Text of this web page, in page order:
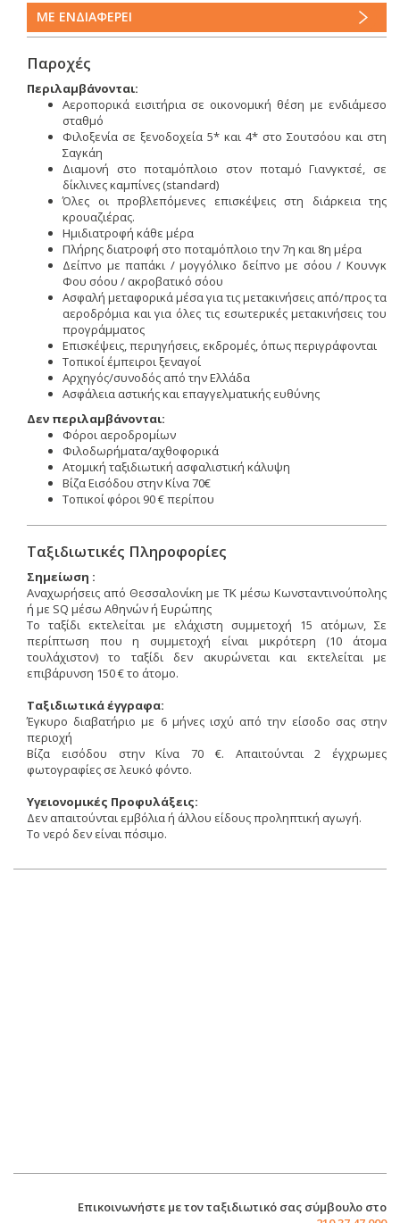
ΜΕ ΕΝΔΙΑΦΕΡΕΙ
Παροχές
Περιλαμβάνονται:
Αεροπορικά εισιτήρια σε οικονομική θέση με ενδιάμεσο
σταθμό
Φιλοξενία σε ξενοδοχεία 5* και 4* στο Σουτσόου και στη
Σαγκάη
Διαμονή στο ποταμόπλοιο στον ποταμό Γιανγκτσέ, σε
δίκλινες καμπίνες (standard)
Όλες οι προβλεπόμενες επισκέψεις στη διάρκεια της
κρουαζιέρας.
Ημιδιατροφή κάθε μέρα
Πλήρης διατροφή στο ποταμόπλοιο την 7η και 8η μέρα
Δείπνο με παπάκι / μογγόλικο δείπνο με σόου / Κουνγκ
Φου σόου / ακροβατικό σόου
Ασφαλή μεταφορικά μέσα για τις μετακινήσεις από/προς τα
αεροδρόμια και για όλες τις εσωτερικές μετακινήσεις του
προγράμματος
Επισκέψεις, περιηγήσεις, εκδρομές, όπως περιγράφονται
Τοπικοί έμπειροι ξεναγοί
Αρχηγός/συνοδός από την Ελλάδα
Ασφάλεια αστικής και επαγγελματικής ευθύνης
Δεν περιλαμβάνονται:
Φόροι αεροδρομίων
Φιλοδωρήματα/αχθοφορικά
Ατομική ταξιδιωτική ασφαλιστική κάλυψη
Βίζα Εισόδου στην Κίνα 70€
Τοπικοί φόροι 90 € περίπου
Ταξιδιωτικές Πληροφορίες
Σημείωση :
Αναχωρήσεις από Θεσσαλονίκη με ΤΚ μέσω Κωνσταντινούπολης
ή με SQ μέσω Αθηνών ή Ευρώπης
Το ταξίδι εκτελείται με ελάχιστη συμμετοχή 15 ατόμων, Σε
περίπτωση που η συμμετοχή είναι μικρότερη (10 άτομα
τουλάχιστον) το ταξίδι δεν ακυρώνεται και εκτελείται με
επιβάρυνση 150 € το άτομο.
Ταξιδιωτικά έγγραφα:
Έγκυρο διαβατήριο με 6 μήνες ισχύ από την είσοδο σας στην
περιοχή
Βίζα εισόδου στην Κίνα 70 €. Απαιτούνται 2 έγχρωμες
φωτογραφίες σε λευκό φόντο.
Υγειονομικές Προφυλάξεις:
Δεν απαιτούνται εμβόλια ή άλλου είδους προληπτική αγωγή.
Tο νερό δεν είναι πόσιμο.
Επικοινωνήστε με τον ταξιδιωτικό σας σύμβουλο στο